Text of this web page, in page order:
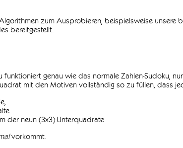
zum Ausprobieren, beispielsweise unsere
bereitgestellt.
funktioniert genau wie das normale Zahlen-Sudoku,
mit den Motiven vollständig so zu füllen, dass
der neun (3x3)-Unterquadrate
vorkommt.